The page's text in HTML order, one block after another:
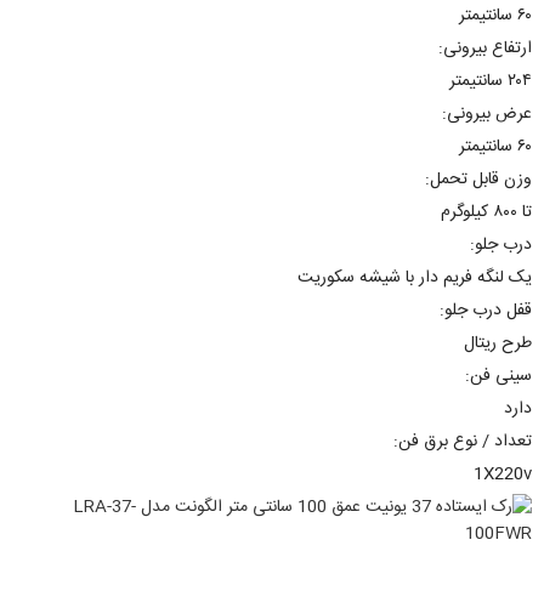
۶۰ سانتیمتر
ارتفاع بیرونی:
۲۰۴ سانتیمتر
عرض بیرونی:
۶۰ سانتیمتر
وزن قابل تحمل:
تا ۸۰۰ کیلوگرم
درب جلو:
یک لنگه فریم دار با شیشه سکوریت
قفل درب جلو:
طرح ریتال
سینی فن:
دارد
تعداد / نوع برق فن:
1X220v